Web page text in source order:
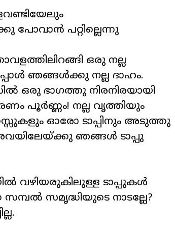
പറ്റില്ലെന്നു
ഒരു നല്ല
ഞങ്ങൾക്കു നല്ല ദാഹം.
ഭാഗത്തു നിരനിരയായി
പൂർണ്ണം! നല്ല വൃത്തിയും
ഓരോ ടാപ്പിനും അടുത്തു
അവയിലേയ്ക്കു ഞങ്ങൾ ടാപ്പു
വഴിയരുകിലുള്ള ടാപ്പുകൾ
സമൃദ്ധിയുടെ നാടല്ലേ?